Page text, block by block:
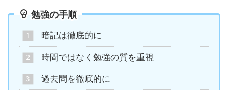
勉強の手順
暗記は徹底的に
時間ではなく勉強の質を重視
過去問を徹底的に